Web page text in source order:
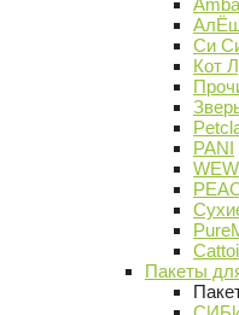
Си
Кот
PANI
Cattoi
Пакеты